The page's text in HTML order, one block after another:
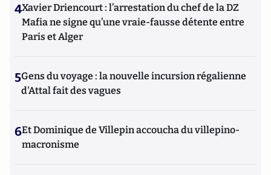
4Xavier Driencourt : l’arrestation du chef de la DZ
Mafia ne signe qu’une vraie-fausse détente entre
Paris et Alger
5Gens du voyage : la nouvelle incursion régalienne
d'Attal fait des vagues
6Et Dominique de Villepin accoucha du villepino-
macronisme